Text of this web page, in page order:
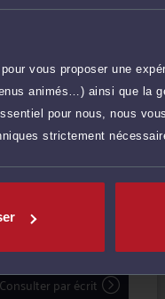
vous proposer une
animés…) ainsi que la
pour nous, nous
strictement
et la Cour
Prendre RDV
Prendre RDV
un rappel
une question
Consulter par écrit